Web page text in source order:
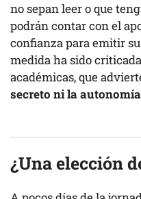
no sepan leer o que
podrán contar con el
confianza para emitir
medida ha sido
académicas, que
secreto ni la
¿Una elección